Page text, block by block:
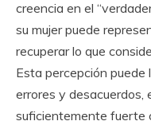
creencia en el
su mujer puede
recuperar lo que
Esta percepción puede
errores y desacuerdos,
suficientemente fuerte